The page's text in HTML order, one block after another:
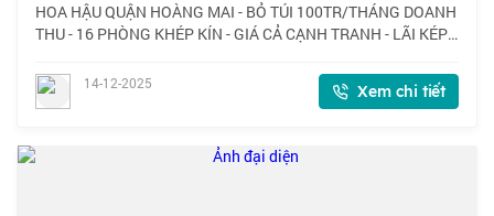
HOA HẬU QUẬN HOÀNG MAI - BỎ TÚI 100TR/THÁNG DOANH
THU - 16 PHÒNG KHÉP KÍN - GIÁ CẢ CẠNH TRANH - LÃI KÉP -
60m2*7 tầng, chỉ 11.28 tỷ sở hữu ngay - Vị tr
14-12-2025 Xem chi tiết